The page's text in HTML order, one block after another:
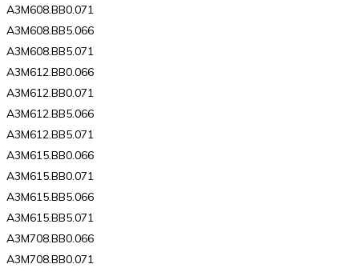
A3M608.BB0.071
A3M608.BB5.066
A3M608.BB5.071
A3M612.BB0.066
A3M612.BB0.071
A3M612.BB5.066
A3M612.BB5.071
A3M615.BB0.066
A3M615.BB0.071
A3M615.BB5.066
A3M615.BB5.071
A3M708.BB0.066
A3M708.BB0.071